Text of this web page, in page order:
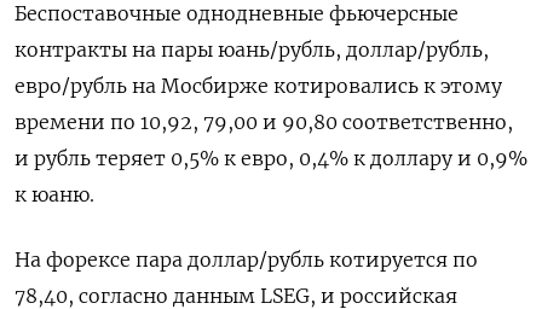
Беспоставочные однодневные фьючерсные
контракты на пары юань/рубль, доллар/рубль,
евро/рубль на Мосбирже котировались к этому
времени по 10,92, 79,00 и 90,80 соответственно,
и рубль теряет 0,5% к евро, 0,4% к доллару и 0,9%
к юаню.
На форексе пара доллар/рубль котируется по
78,40, согласно данным LSEG, и российская